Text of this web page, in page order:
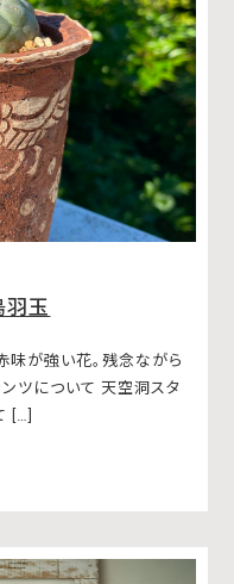
玉
が強い花。残念ながら
ツについて 天空洞スタ
[…]